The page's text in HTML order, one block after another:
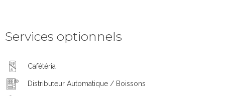
Services optionnels
Cafétéria
Distributeur Automatique / Boissons